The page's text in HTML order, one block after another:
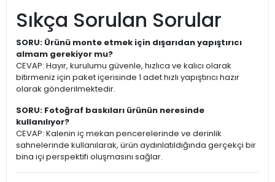
Sıkça Sorulan Sorular
SORU: Ürünü monte etmek için dışarıdan yapıştırıcı
almam gerekiyor mu?
CEVAP: Hayır, kurulumu güvenle, hızlıca ve kalıcı olarak
bitirmeniz için paket içerisinde 1 adet hızlı yapıştırıcı hazır
olarak gönderilmektedir.
SORU: Fotoğraf baskıları ürünün neresinde
kullanılıyor?
CEVAP: Kalenin iç mekan pencerelerinde ve derinlik
sahnelerinde kullanılarak, ürün aydınlatıldığında gerçekçi bir
bina içi perspektifi oluşmasını sağlar.